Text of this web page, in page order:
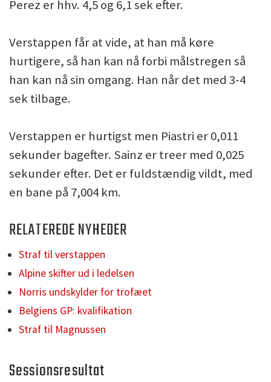
Perez er hhv. 4,5 og 6,1 sek efter.
Verstappen får at vide, at han må køre
hurtigere, så han kan nå forbi målstregen så
han kan nå sin omgang. Han når det med 3-4
sek tilbage.
Verstappen er hurtigst men Piastri er 0,011
sekunder bagefter. Sainz er treer med 0,025
sekunder efter. Det er fuldstændig vildt, med
en bane på 7,004 km.
RELATEREDE NYHEDER
Straf til verstappen
Alpine skifter ud i ledelsen
Norris undskylder for trofæet
Belgiens GP: kvalifikation
Straf til Magnussen
Sessionsresultat